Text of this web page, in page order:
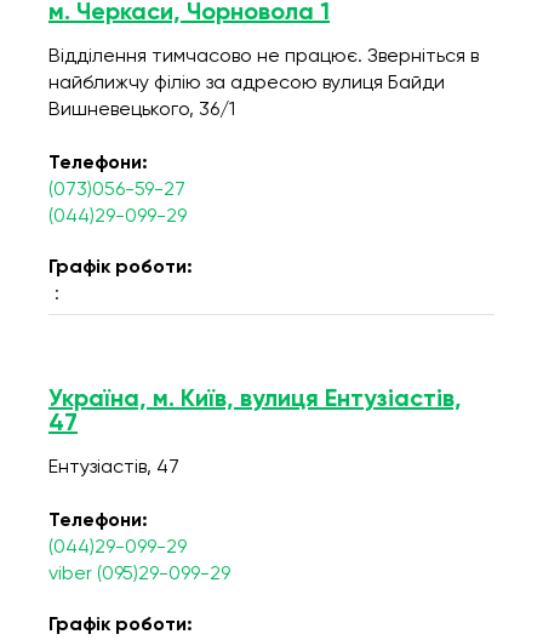
м. Черкаси, Чорновола 1
Відділення тимчасово не працює. Зверніться в
найближчу філію за адресою вулиця Байди
Вишневецького, 36/1
Телефони:
(073)056-59-27
(044)29-099-29
Графік роботи:
:
Україна, м. Київ, вулиця Ентузіастів,
47
Ентузіастів, 47
Телефони:
(044)29-099-29
viber (095)29-099-29
Графік роботи: